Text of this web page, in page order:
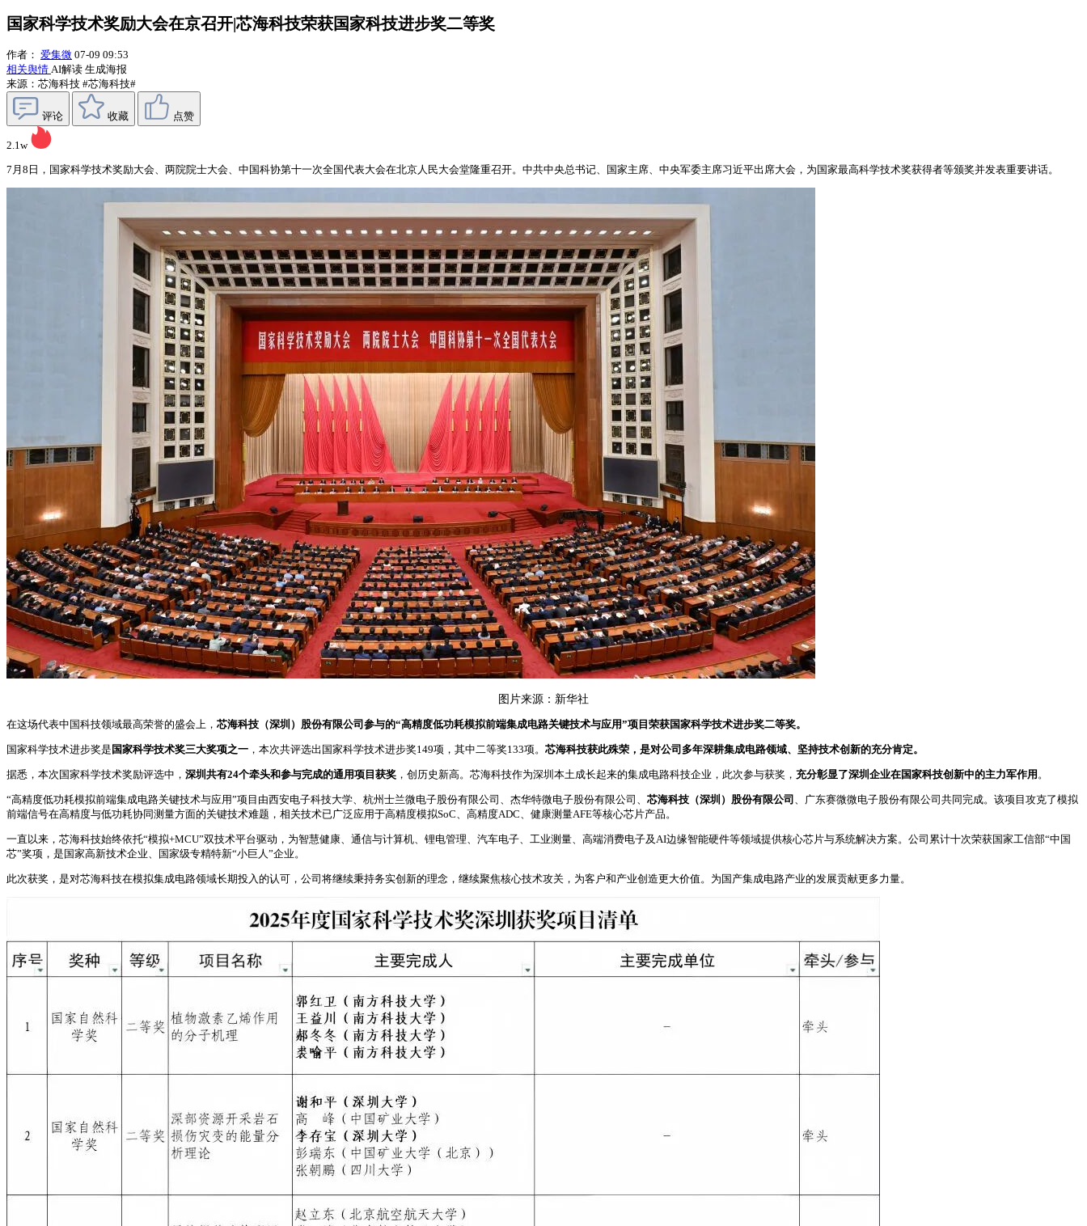
国家科学技术奖励大会在京召开|芯海科技荣获国家科技进步奖二等奖
作者： 爱集微 07-09 09:53
相关舆情 AI解读 生成海报
来源：芯海科技 #芯海科技#
评论 收藏 点赞
2.1w
7月8日，国家科学技术奖励大会、两院院士大会、中国科协第十一次全国代表大会在北京人民大会堂隆重召开。中共中央总书记、国家主席、中央军委主席习近平出席大会，为国家最高科学技术奖获得者等颁奖并发表重要讲话。
图片来源：新华社
在这场代表中国科技领域最高荣誉的盛会上， 芯海科技（深圳）股份有限公司参与的“高精度低功耗模拟前端集成电路关键技术与应用”项目荣获国家科学技术进步奖二等奖。
国家科学技术进步奖是 国家科学技术奖三大奖项之一 ，本次共评选出国家科学技术进步奖149项，其中二等奖133项。 芯海科技获此殊荣，是对公司 多年深耕集成电路领域、 坚持技术创新的充分肯定。
据悉，本次国家科学技术奖励评选中， 深圳共有24个牵头和参与完成的通用项目获奖 ，创历史新高。芯海科技作为深圳本土成长起来的集成电路科技企业，此次参与获奖， 充分彰显了深圳企业在国家科技创新中的主力军作用 。
“高精度低功耗模拟前端集成电路关键技术与应用”项目由西安电子科技大学、杭州士兰微电子股份有限公司、杰华特微电子股份有限公司、 芯海科技（深圳）股份有限公司 、广东赛微微电子股份有限公司共同完成。该项目攻克了模拟
前端信号在高精度与低功耗协同测量方面的关键技术难题，相关技术已广泛应用于高精度模拟SoC、高精度ADC、健康测量AFE等核心芯片产品。
一直以来，芯海科技始终依托“模拟+MCU”双技术平台驱动，为智慧健康、通信与计算机、锂电管理、汽车电子、工业测量、高端消费电子及AI边缘智能硬件等领域提供核心芯片与系统解决方案。公司累计十次荣获国家工信部“中国
芯”奖项，是国家高新技术企业、国家级专精特新“小巨人”企业。
此次获奖，是对芯海科技在模拟集成电路领域长期投入的认可，公司将继续秉持务实创新的理念，继续聚焦核心技术攻关，为客户和产业创造更大价值。为国产集成电路产业的发展贡献更多力量。